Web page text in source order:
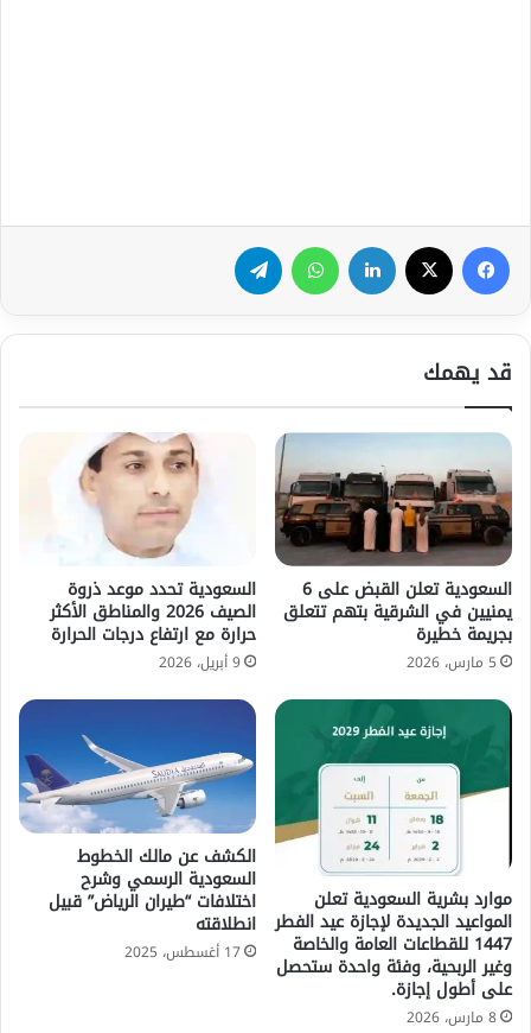
فيسبوك لينكدإن واتساب
قد يهمك
السعودية تعلن القبض على 6
يمنيين في الشرقية بتهم تتعلق
بجريمة خطيرة
5 مارس، 2026
السعودية تحدد موعد ذروة
الصيف 2026 والمناطق الأكثر
حرارة مع ارتفاع درجات الحرارة
9 أبريل، 2026
موارد بشرية السعودية تعلن
المواعيد الجديدة لإجازة عيد الفطر
1447 للقطاعات العامة والخاصة
وغير الربحية، وفئة واحدة ستحصل
على أطول إجازة.
8 مارس، 2026
الكشف عن مالك الخطوط
السعودية الرسمي وشرح
اختلافات “طيران الرياض” قبيل
انطلاقته
17 أغسطس، 2025